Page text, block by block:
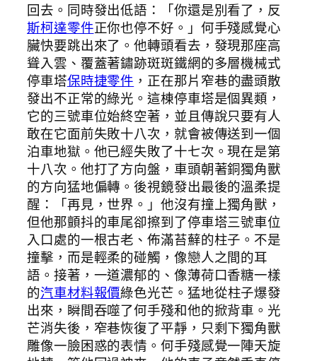
回去。同時發出低語：「你還是別看了，反
斯柯達零件正你也停不好。」何手殘感覺心
臟快要跳出來了。他轉頭看去，發現那座高
聳入雲、覆蓋著鏽跡斑斑鐵網的多層機械式
停車塔保時捷零件 ，正在那片窄巷的盡頭散
發出不正常的綠光。這棟停車塔是個異類，
它的三號車位始終空著，並且傳說只要有人
敢在它面前失敗十八次，就會被傳送到一個
泊車地獄。他已經失敗了十七次。現在是第
十八次。他打了方向盤，車頭朝著銅獨角獸
的方向猛地偏轉。後視鏡發出最後的溫柔提
醒：「再見，世界。」他沒有撞上獨角獸，
但他那顫抖的車尾卻擦到了停車塔三號車位
入口處的一根古老、佈滿苔蘚的柱子。不是
撞擊，而是輕柔的碰觸，像戀人之間的耳
語。接著，一道濃郁的、像薄荷口香糖一樣
的汽車材料報價綠色光芒。猛地從柱子爆發
出來，瞬間吞噬了何手殘和他的掀背車。光
芒消失後，窄巷恢復了平靜，只剩下獨角獸
雕像一臉困惑的表情。何手殘感覺一陣天旋